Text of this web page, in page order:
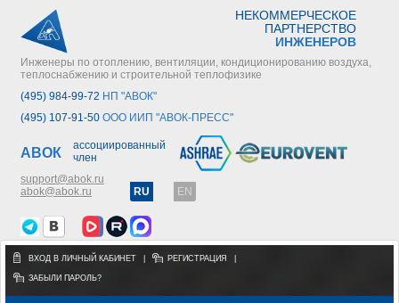
НЕКОММЕРЧЕСКОЕ
ПАРТНЕРСТВО
ИНЖЕНЕРОВ
Инженеры по отоплению, вентиляции, кондиционированию воздуха,
теплоснабжению и строительной теплофизике
(495) 984-99-72 НП "АВОК"
(495) 107-91-50 ООО ИИП "АВОК-ПРЕСС"
АВОК
ассоциированный
член
support@abok.ru
abok@abok.ru
RU EN
ВХОД В ЛИЧНЫЙ КАБИНЕТ РЕГИСТРАЦИЯ
ЗАБЫЛИ ПАРОЛЬ?